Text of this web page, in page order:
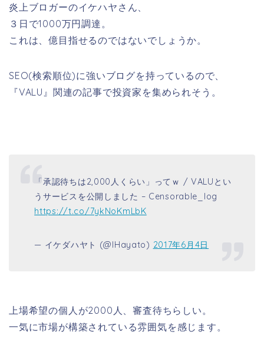
炎上ブロガーのイケハヤさん、
３日で1000万円調達。
これは、億目指せるのではないでしょうか。
SEO(検索順位)に強いブログを持っているので、
『VALU』関連の記事で投資家を集められそう。
「承認待ちは2,000人くらい」ってｗ / VALUとい
うサービスを公開しました – Censorable_log
https://t.co/7ykNoKmLbK
— イケダハヤト (@IHayato) 2017年6月4日
上場希望の個人が2000人、審査待ちらしい。
一気に市場が構築されている雰囲気を感じます。